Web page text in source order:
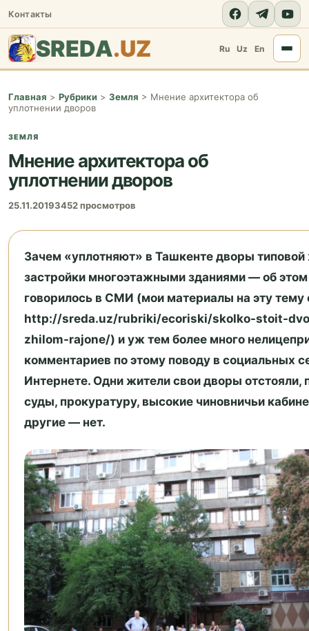
Контакты
SREDA.UZ Ru Uz En
Главная > Рубрики > Земля > Мнение архитектора об
уплотнении дворов
ЗЕМЛЯ
Мнение архитектора об
уплотнении дворов
25.11.20193452 просмотров
Зачем «уплотняют» в Ташкенте дворы
застройки многоэтажными зданиями — об
говорилось в СМИ (мои материалы на эту тему
http://sreda.uz/rubriki/ecoriski/skolko-stoit-
zhilom-rajone/) и уж тем более много
комментариев по этому поводу в социальных
Интернете. Одни жители свои дворы отстояли,
суды, прокуратуру, высокие чиновничьи
другие — нет.